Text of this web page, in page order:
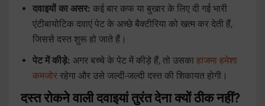
दवाइयों का असर: कई बार कफ या बुखार के लिए दी गई भारी
एंटीबायोटिक दवाएं पेट के अच्छे बैक्टीरिया को खत्म कर देती हैं,
जिससे दस्त शुरू हो जाते हैं।
पेट में कीड़े: अगर बच्चे के पेट में कीड़े हैं, तो उसका हाजमा हमेशा
कमजोर रहेगा और उसे जल्दी-जल्दी दस्त की शिकायत होगी।
दस्त रोकने वाली दवाइयां तुरंत देना क्यों ठीक नहीं?